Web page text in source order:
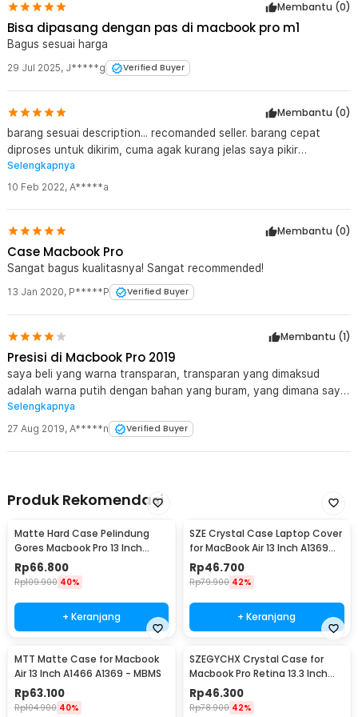
1 x ZVRUA Crystal Case for Macbook Pro 13 Inch A2251 A2289
A2338 - ZV01
Membantu (0)
Bisa dipasang dengan pas di macbook pro m1
Bagus sesuai harga
29 Jul 2025, J*****g Verified Buyer
Membantu (0)
barang sesuai description... recomanded seller. barang cepat
diproses untuk dikirim, cuma agak kurang jelas saya pikir
Transparant itu Clear glosy eh ternyata dopp transparant
Selengkapnya
10 Feb 2022, A*****a
Membantu (0)
Case Macbook Pro
Sangat bagus kualitasnya! Sangat recommended!
13 Jan 2020, P*****P Verified Buyer
Membantu (1)
Presisi di Macbook Pro 2019
saya beli yang warna transparan, transparan yang dimaksud
adalah warna putih dengan bahan yang buram, yang dimana saya
cocok dengan ini dibanding yang benar-benar transparan.
pemasangan PNP di macbook pro 2019, joss barangnya dan
murah dibawah harga e-commerce lainnya
Selengkapnya
27 Aug 2019, A*****n Verified Buyer
Produk Rekomendasi
Matte Hard Case Pelindung
Gores Macbook Pro 13 Inch
A1278 with CD-ROM - MBMS
Rp66.800
Rp109.900 40%
+ Keranjang
SZE Crystal Case Laptop Cover
for MacBook Air 13 Inch A1369
A1466 - M-04
Rp46.700
Rp79.900 42%
+ Keranjang
MTT Matte Case for Macbook
Air 13 Inch A1466 A1369 - MBMS
Rp63.100
Rp104.900 40%
SZEGYCHX Crystal Case for
Macbook Pro Retina 13.3 Inch
A1425 A1502 - M-05
Rp46.300
Rp78.900 42%